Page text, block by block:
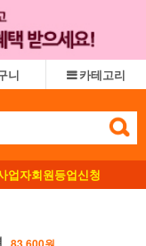
니 카테고리
업자회원등업신청